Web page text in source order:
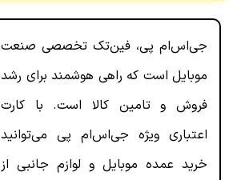
جی‌اس‌ام پی، فین‌تک تخصصی صنعت
موبایل است که راهی هوشمند برای رشد
فروش و تامین کالا است. با کارت
اعتباری ویژه‌ جی‌اس‌ام پی می‌توانید
خرید عمده‌ موبایل و لوازم جانبی از